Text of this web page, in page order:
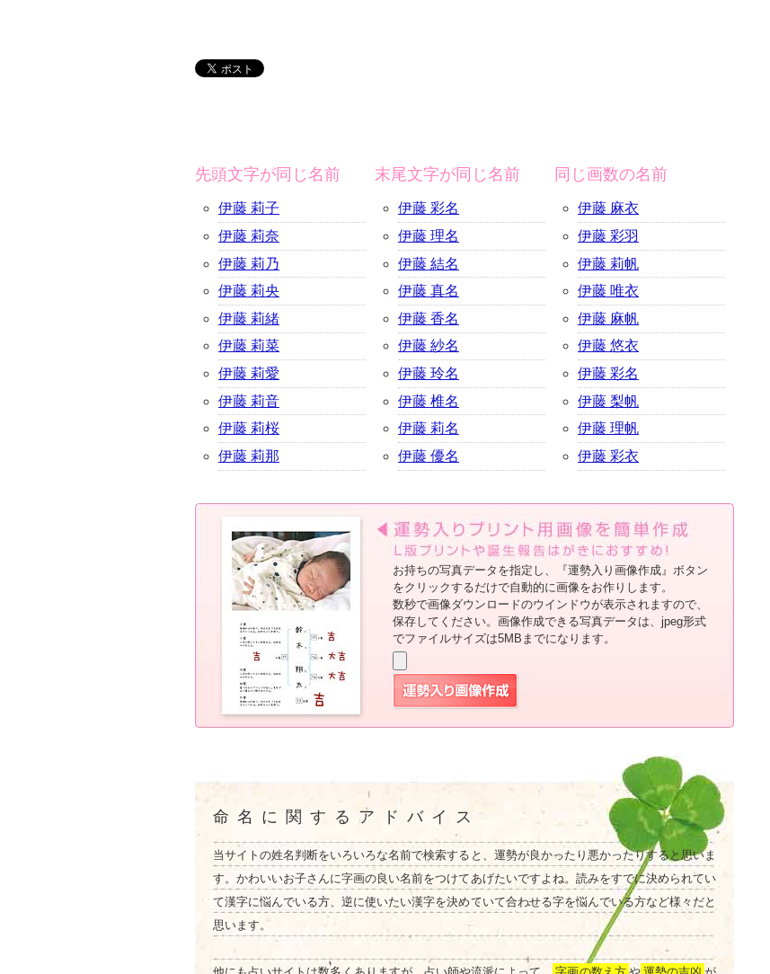
先頭文字が同じ名前
伊藤 莉子
伊藤 莉奈
伊藤 莉乃
伊藤 莉央
伊藤 莉緒
伊藤 莉菜
伊藤 莉愛
伊藤 莉音
伊藤 莉桜
伊藤 莉那
末尾文字が同じ名前
伊藤 彩名
伊藤 理名
伊藤 結名
伊藤 真名
伊藤 香名
伊藤 紗名
伊藤 玲名
伊藤 椎名
伊藤 莉名
伊藤 優名
同じ画数の名前
伊藤 麻衣
伊藤 彩羽
伊藤 莉帆
伊藤 唯衣
伊藤 麻帆
伊藤 悠衣
伊藤 彩名
伊藤 梨帆
伊藤 理帆
伊藤 彩衣
お持ちの写真データを指定し、『運勢入り画像作成』ボタン
をクリックするだけで自動的に画像をお作りします。
数秒で画像ダウンロードのウインドウが表示されますので、
保存してください。画像作成できる写真データは、jpeg形式
でファイルサイズは5MBまでになります。
命名に関するアドバイス
当サイトの姓名判断をいろいろな名前で検索すると、運勢が良かったり悪かったりすると思いま
す。かわいいお子さんに字画の良い名前をつけてあげたいですよね。読みをすでに決められてい
て漢字に悩んでいる方、逆に使いたい漢字を決めていて合わせる字を悩んでいる方など様々だと
思います。